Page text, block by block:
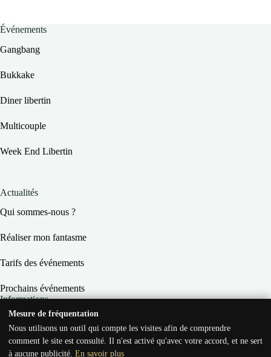
Événements
Gangbang
Bukkake
Diner libertin
Multicouple
Week End Libertin
Actualités
Qui sommes-nous ?
Réaliser mon fantasme
Tarifs des événements
Prochains événements
Informations
Conditions Générales de Vente
Conditions Générales d’Utilisation
Mesure de fréquentation
Nous utilisons un outil qui compte les visites afin de comprendre
comment le site est consulté. Il n'est activé qu'avec votre accord, et ne sert
à aucune publicité. En savoir plus